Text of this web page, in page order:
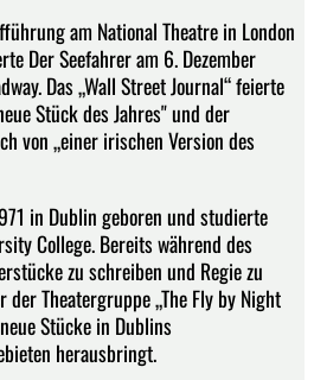
am National Theatre in London
Der Seefahrer am 6. Dezember
Das „Wall Street Journal“ feierte
Stück des Jahres" und der
von „einer irischen Version des
in Dublin geboren und studierte
College. Bereits während des
zu schreiben und Regie zu
Theatergruppe „The Fly by Night
Stücke in Dublins
herausbringt.